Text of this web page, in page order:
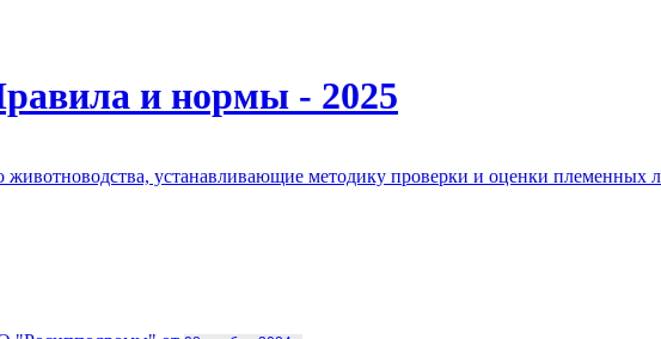
и нормы - 2025
устанавливающие методику проверки и оценки